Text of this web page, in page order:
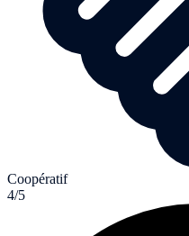
Coopératif
4/5